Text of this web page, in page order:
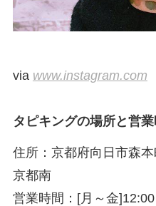
via www.instagram.com
タピキングの場所と営業
住所：京都府向日市森
京都南
営業時間：[月～金